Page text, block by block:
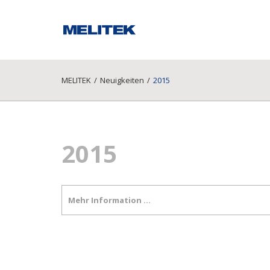
MELITEK / Neuigkeiten / 2015
2015
Mehr Information …